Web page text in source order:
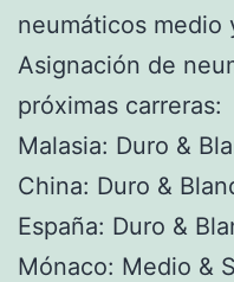
neumáticos medio
Asignación de
próximas carreras:
Malasia: Duro &
China: Duro &
España: Duro &
Mónaco: Medio &